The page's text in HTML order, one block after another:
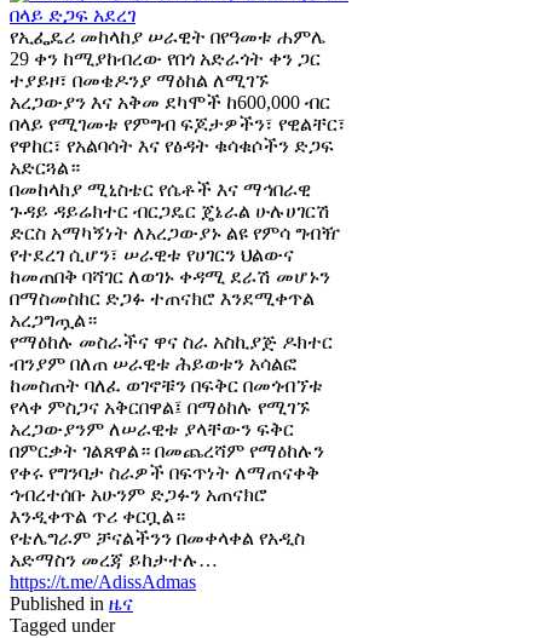
የኢፌዴሪ መከላከያ ሠራዊት በየዓመቱ ሐምሌ
29 ቀን ከሚያከብረው የበጎ አድራጎት ቀን ጋር
ተያይዞ፣ በመቄዶንያ ማዕከል ለሚገኙ
አረጋውያን እና አቅመ ደካሞች ከ600,000 ብር
በላይ የሚገመቱ የምግብ ፍጆታዎችን፣ የዊልቸር፣
የዋከር፣ የአልባሳት እና የፅዳት ቁሳቁሶችን ድጋፍ
አድርጓል።
በመከላከያ ሚኒስቴር የሴቶች እና ማኅበራዊ
ጉዳይ ዳይሬክተር ብርጋዴር ጄኔራል ሁሉሀገርሽ
ድርስ አማካኝነት ለአረጋውያኑ ልዩ የምሳ ግብዥ
የተደረገ ሲሆን፣ ሠራዊቱ የሀገርን ህልውና
ከመጠበቅ ባሻገር ለወገኑ ቀዳሚ ደራሽ መሆኑን
በማስመስከር ድጋፉ ተጠናክሮ እንደሚቀጥል
አረጋግጧል።
የማዕከሉ መስራችና ዋና ስራ አስኪያጅ ዶክተር
ብንያም በለጠ ሠራዊቱ ሕይወቱን አሳልፎ
ከመስጠት ባለፈ ወገኖቹን በፍቅር በመጎብኘቱ
የላቀ ምስጋና አቅርበዋል፤ በማዕከሉ የሚገኙ
አረጋውያንም ለሠራዊቱ ያላቸውን ፍቅር
በምርቃት ገልጸዋል። በመጨረሻም የማዕከሉን
የቀሩ የግንባታ ስራዎች በፍጥነት ለማጠናቀቅ
ኅብረተሰቡ አሁንም ድጋፉን አጠናክሮ
እንዲቀጥል ጥሪ ቀርቧል።
የቴሌግራም ቻናልችንን በመቀላቀል የአዲስ
አድማስን መረጃ ይከታተሉ…
https://t.me/AdissAdmas
Published in ዜና
Tagged under